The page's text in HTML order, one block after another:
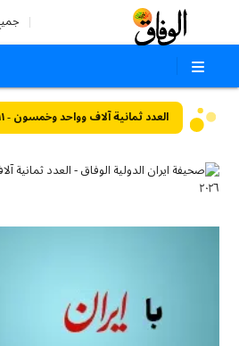
العدد ثمانية آلاف وواحد وخمسون - ١١ مايو ٢٠٢٦